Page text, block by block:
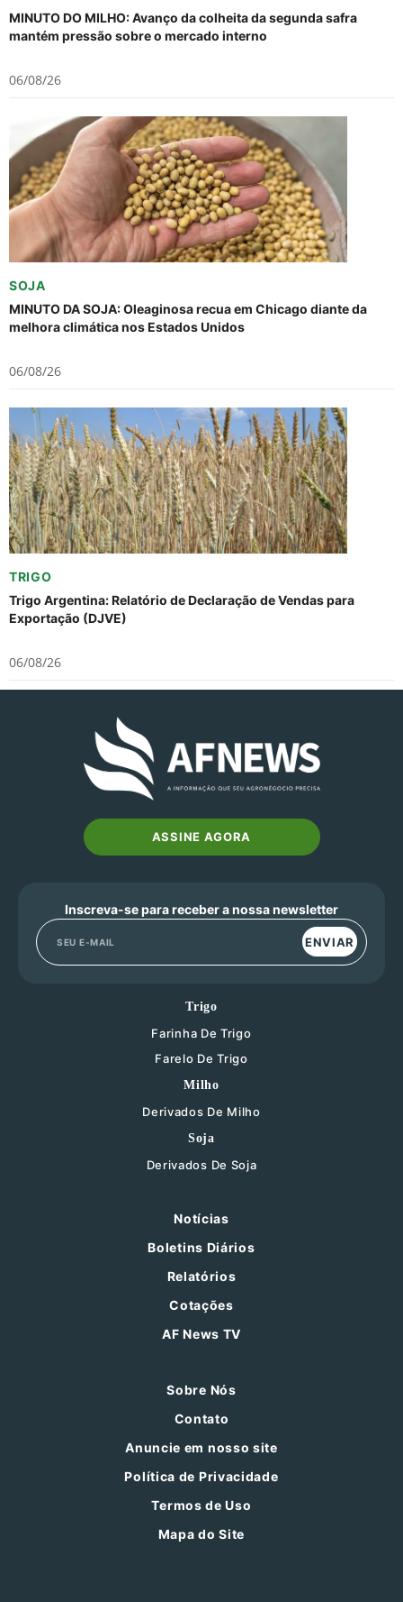
MINUTO DO MILHO: Avanço da colheita da segunda safra
mantém pressão sobre o mercado interno
06/08/26
SOJA
MINUTO DA SOJA: Oleaginosa recua em Chicago diante da
melhora climática nos Estados Unidos
06/08/26
TRIGO
Trigo Argentina: Relatório de Declaração de Vendas para
Exportação (DJVE)
06/08/26
ASSINE AGORA
Inscreva-se para receber a nossa newsletter
ENVIAR
Trigo
Farinha De Trigo
Farelo De Trigo
Milho
Derivados De Milho
Soja
Derivados De Soja
Notícias
Boletins Diários
Relatórios
Cotações
AF News TV
Sobre Nós
Contato
Anuncie em nosso site
Política de Privacidade
Termos de Uso
Mapa do Site